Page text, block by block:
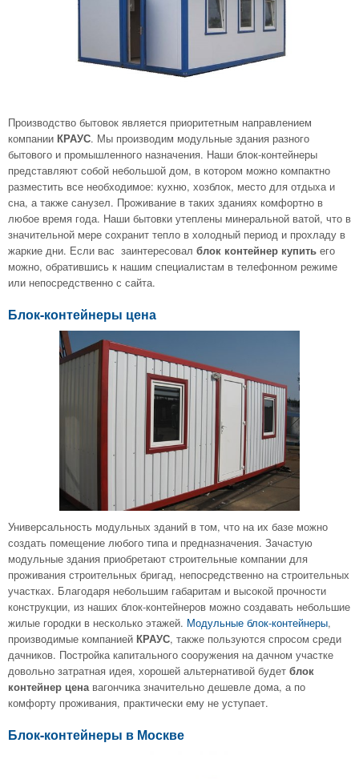
Производство бытовок является приоритетным направлением
компании КРАУС. Мы производим модульные здания разного
бытового и промышленного назначения. Наши блок-контейнеры
представляют собой небольшой дом, в котором можно компактно
разместить все необходимое: кухню, хозблок, место для отдыха и
сна, а также санузел. Проживание в таких зданиях комфортно в
любое время года. Наши бытовки утеплены минеральной ватой, что в
значительной мере сохранит тепло в холодный период и прохладу в
жаркие дни. Если вас заинтересовал блок контейнер купить его
можно, обратившись к нашим специалистам в телефонном режиме
или непосредственно с сайта.
Блок-контейнеры цена
Универсальность модульных зданий в том, что на их базе можно
создать помещение любого типа и предназначения. Зачастую
модульные здания приобретают строительные компании для
проживания строительных бригад, непосредственно на строительных
участках. Благодаря небольшим габаритам и высокой прочности
конструкции, из наших блок-контейнеров можно создавать небольшие
жилые городки в несколько этажей. Модульные блок-контейнеры,
производимые компанией КРАУС, также пользуются спросом среди
дачников. Постройка капитального сооружения на дачном участке
довольно затратная идея, хорошей альтернативой будет блок
контейнер ценавагончика значительно дешевле дома, а по
комфорту проживания, практически ему не уступает.
Блок-контейнеры в Москве